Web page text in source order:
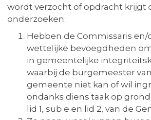
wordt verzocht of opdracht krijgt
onderzoeken:
Hebben de Commissaris en/
wettelijke bevoegdheden
in gemeentelijke
waarbij de burgemeester
gemeente niet kan of wil
ondanks diens taak op grond
lid 1, sub e en lid 2, van de